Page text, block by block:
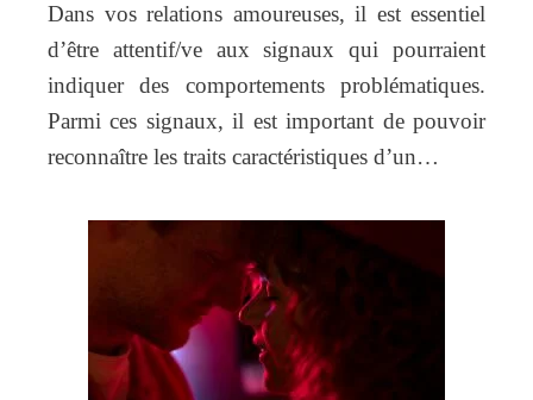
Dans vos relations amoureuses, il est essentiel
d’être attentif/ve aux signaux qui pourraient
indiquer des comportements problématiques.
Parmi ces signaux, il est important de pouvoir
reconnaître les traits caractéristiques d’un…